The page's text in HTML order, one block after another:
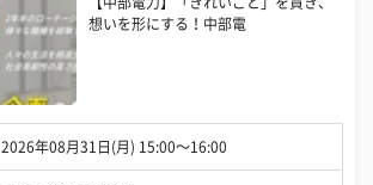
想いを形にする！中部電
2026年08月31日(月) 15:00〜16:00